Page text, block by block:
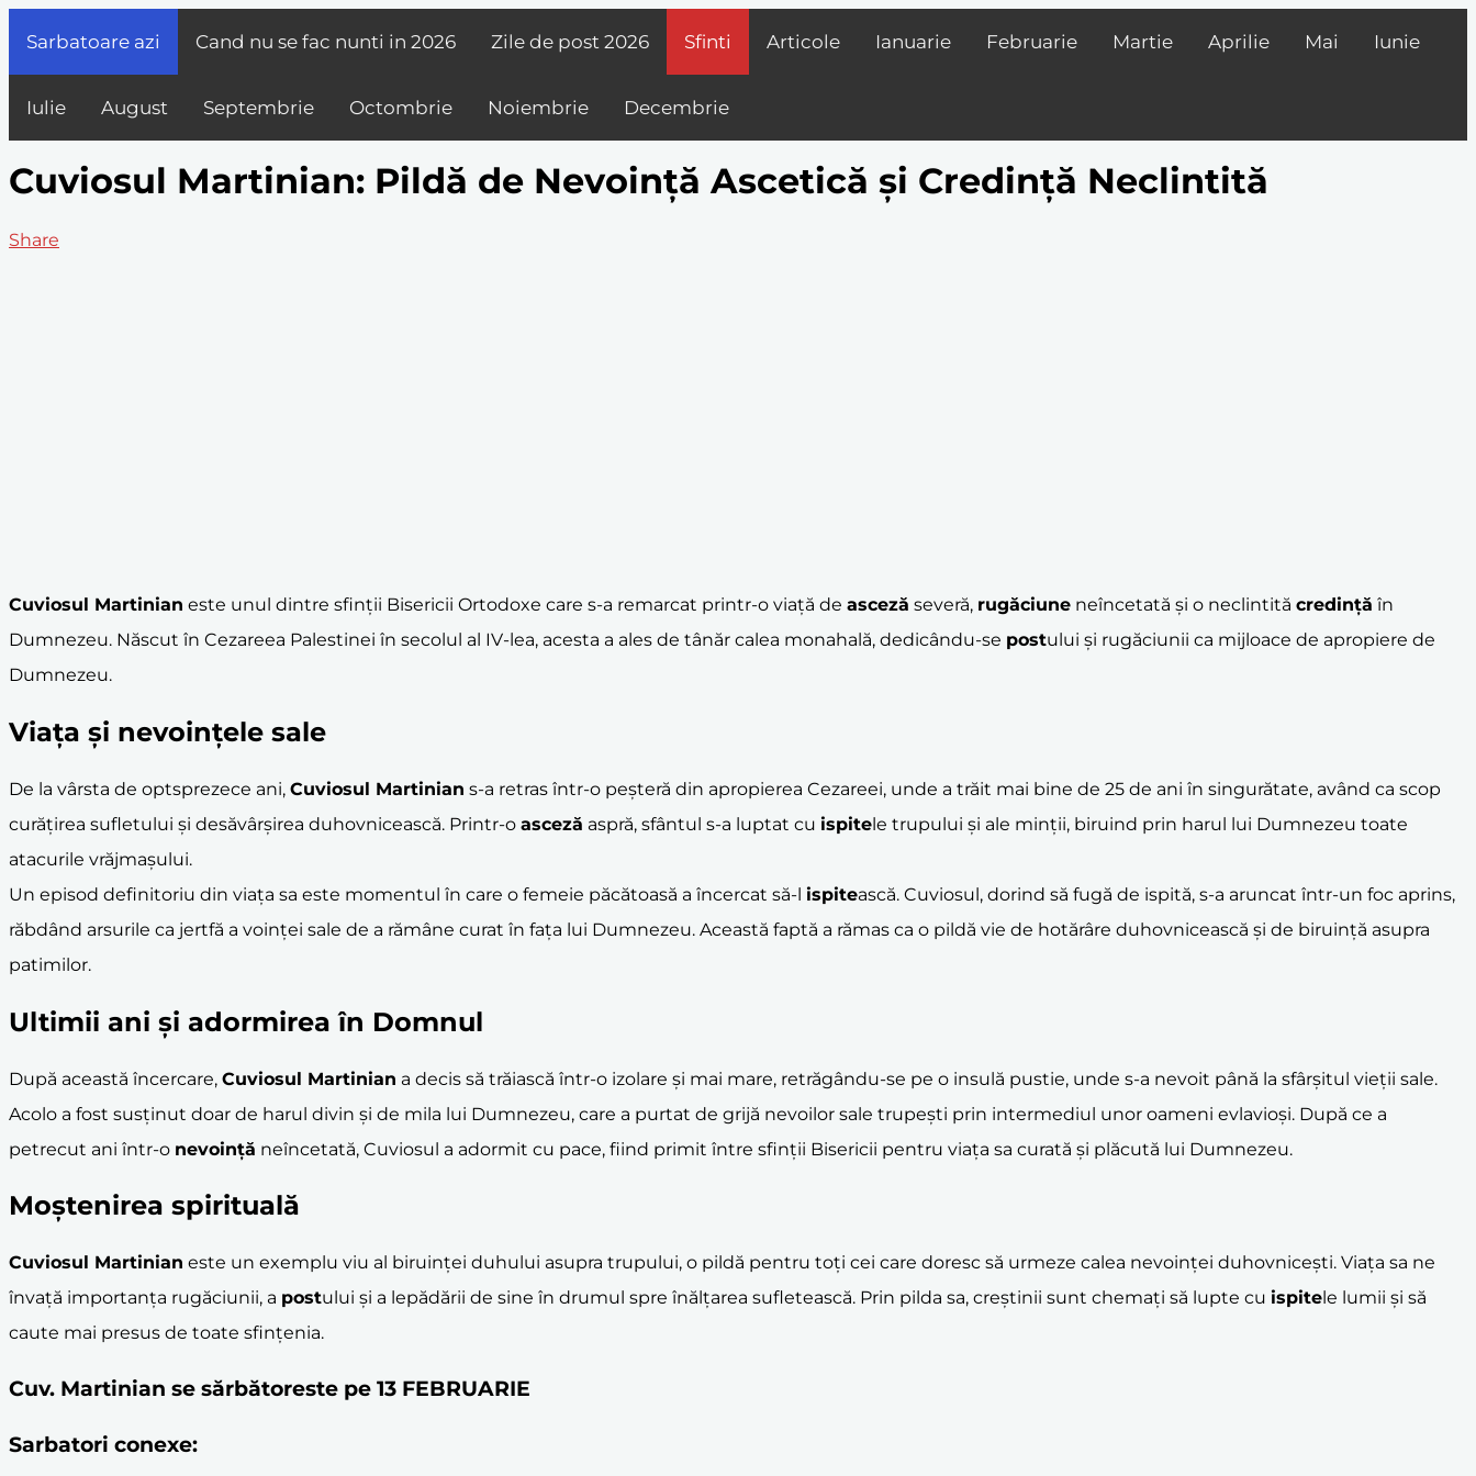
Sarbatoare azi Cand nu se fac nunti in 2026 Zile de post 2026 Sfinti Articole Ianuarie Februarie Martie Aprilie Mai Iunie
Iulie August Septembrie Octombrie Noiembrie Decembrie
Cuviosul Martinian: Pildă de Nevoință Ascetică și Credință Neclintită
Share
Cuviosul Martinian este unul dintre sfinții Bisericii Ortodoxe care s-a remarcat printr-o viață de asceză severă, rugăciune neîncetată și o neclintită credință în
Dumnezeu. Născut în Cezareea Palestinei în secolul al IV-lea, acesta a ales de tânăr calea monahală, dedicându-se postului și rugăciunii ca mijloace de apropiere de
Dumnezeu.
Viața și nevoințele sale
De la vârsta de optsprezece ani, Cuviosul Martinian s-a retras într-o peșteră din apropierea Cezareei, unde a trăit mai bine de 25 de ani în singurătate, având ca scop
curățirea sufletului și desăvârșirea duhovnicească. Printr-o asceză aspră, sfântul s-a luptat cu ispitele trupului și ale minții, biruind prin harul lui Dumnezeu toate
atacurile vrăjmașului.
Un episod definitoriu din viața sa este momentul în care o femeie păcătoasă a încercat să-l ispitească. Cuviosul, dorind să fugă de ispită, s-a aruncat într-un foc aprins,
răbdând arsurile ca jertfă a voinței sale de a rămâne curat în fața lui Dumnezeu. Această faptă a rămas ca o pildă vie de hotărâre duhovnicească și de biruință asupra
patimilor.
Ultimii ani și adormirea în Domnul
După această încercare, Cuviosul Martinian a decis să trăiască într-o izolare și mai mare, retrăgându-se pe o insulă pustie, unde s-a nevoit până la sfârșitul vieții sale.
Acolo a fost susținut doar de harul divin și de mila lui Dumnezeu, care a purtat de grijă nevoilor sale trupești prin intermediul unor oameni evlavioși. După ce a
petrecut ani într-o nevoință neîncetată, Cuviosul a adormit cu pace, fiind primit între sfinții Bisericii pentru viața sa curată și plăcută lui Dumnezeu.
Moștenirea spirituală
Cuviosul Martinian este un exemplu viu al biruinței duhului asupra trupului, o pildă pentru toți cei care doresc să urmeze calea nevoinței duhovnicești. Viața sa ne
învață importanța rugăciunii, a postului și a lepădării de sine în drumul spre înălțarea sufletească. Prin pilda sa, creștinii sunt chemați să lupte cu ispite le lumii și să
caute mai presus de toate sfințenia.
Cuv. Martinian se sărbătoreste pe 13 FEBRUARIE
Sarbatori conexe: